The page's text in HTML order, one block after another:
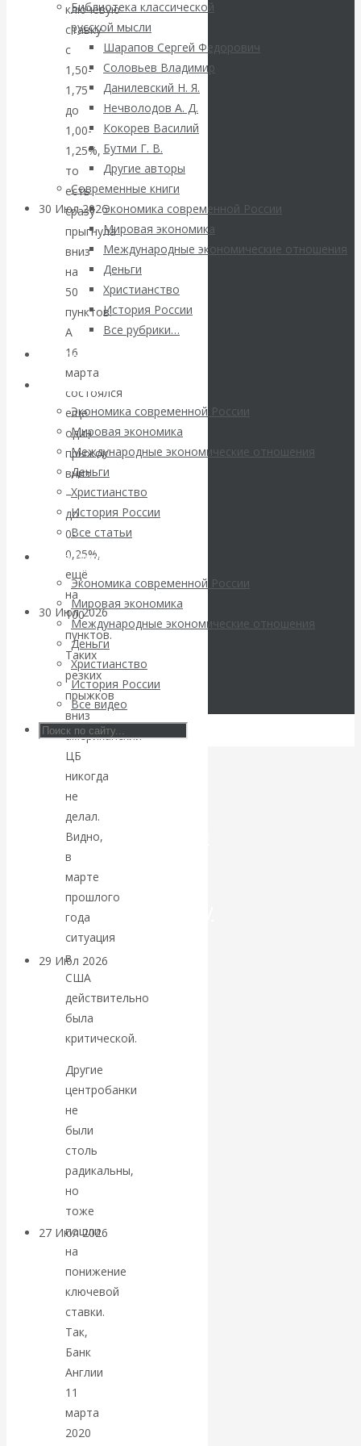
Библиотека классической
русской мысли
Шарапов Сергей Федорович
Соловьев Владимир
Данилевский Н. Я.
Нечволодов А. Д.
Кокорев Василий
Бутми Г. В.
Другие авторы
Современные книги
Экономика современной России
Мировая экономика
Международные экономические отношения
Деньги
Христианство
История России
Все рубрики…
Авторы РЭОШ
Архив статей
Экономика современной России
Мировая экономика
Международные экономические отношения
Деньги
Христианство
История России
Все статьи
Архив Видео
Экономика современной России
Мировая экономика
Международные экономические отношения
Деньги
Христианство
История России
Все видео
ВАлентин
Катасонов.
Саммит НАТО в
Турции: Drang
nach Osten
30 Июл 2026Банки
Валентин
Катасонов. Кто
определяет
погоду на
финансовых
рынках?
Минфины хотят
быть главнее
Центробанков?
30 Июл 2026Цифровая
экономика
Валентин
Катасонов.
Искусственный
интеллект —
революционный
переход к
посткапитализму
29 Июл 2026
финансовая олигархия
Валентин
Катасонов.
«Мировые
ростовщики»:
вчера и сегодня
27 Июл 2026
валютная система
Валентин
КАтасонов.
«МЕТОД
ОТМЫВАНИЯ
ключевую
ставку
с
1,50-
1,75
до
1,00-
1,25%,
то
есть
сразу
прыгнула
вниз
на
50
пунктов.
А
16
марта
состоялся
еще
один
прыжок
вниз
–
до
0-
0,25%,
ещё
на
100
пунктов.
Таких
резких
прыжков
вниз
американский
ЦБ
никогда
не
делал.
Видно,
в
марте
прошлого
года
ситуация
в
США
действительно
была
критической.
Другие
центробанки
не
были
столь
радикальны,
но
тоже
пошли
на
понижение
ключевой
ставки.
Так,
Банк
Англии
11
марта
2020